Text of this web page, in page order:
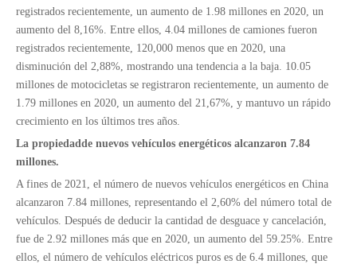
registrados recientemente, un aumento de 1.98 millones en 2020, un
aumento del 8,16%. Entre ellos, 4.04 millones de camiones fueron
registrados recientemente, 120,000 menos que en 2020, una
disminución del 2,88%, mostrando una tendencia a la baja. 10.05
millones de motocicletas se registraron recientemente, un aumento de
1.79 millones en 2020, un aumento del 21,67%, y mantuvo un rápido
crecimiento en los últimos tres años.
La propiedadde nuevos vehículos energéticos alcanzaron 7.84
millones.
A fines de 2021, el número de nuevos vehículos energéticos en China
alcanzaron 7.84 millones, representando el 2,60% del número total de
vehículos. Después de deducir la cantidad de desguace y cancelación,
fue de 2.92 millones más que en 2020, un aumento del 59.25%. Entre
ellos, el número de vehículos eléctricos puros es de 6.4 millones, que